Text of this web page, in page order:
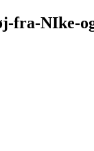
fra-NIke-